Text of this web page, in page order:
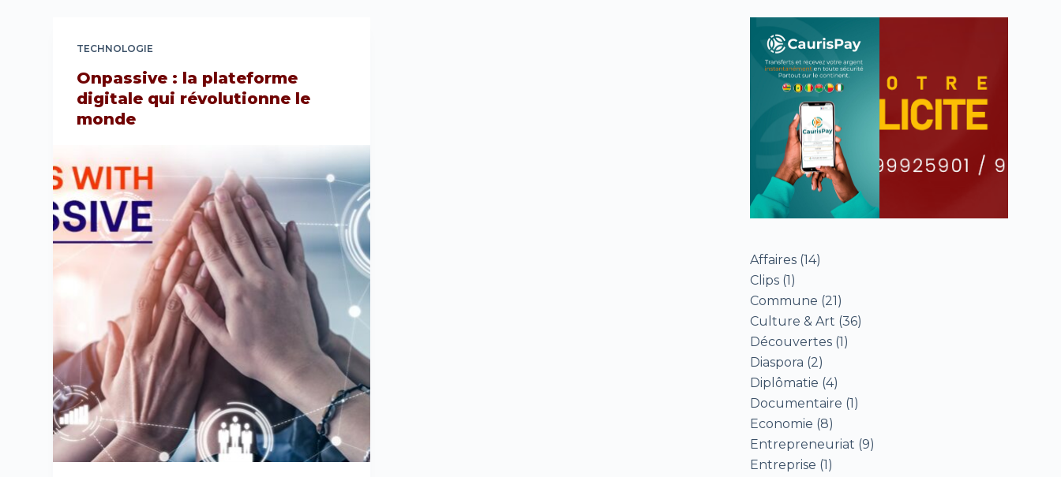
TECHNOLOGIE
Onpassive : la plateforme
digitale qui révolutionne le
monde
Affaires (14)
Clips (1)
Commune (21)
Culture & Art (36)
Découvertes (1)
Diaspora (2)
Diplômatie (4)
Documentaire (1)
Economie (8)
Entrepreneuriat (9)
Entreprise (1)